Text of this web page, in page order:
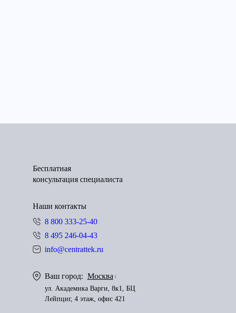
Бесплатная
консультация специалиста
Наши контакты
8 800 333-25-40
8 495 246-04-43
info@centrattek.ru
Ваш город: Москва
ул. Академика Варги, 8к1, БЦ
Лейпциг, 4 этаж, офис 421